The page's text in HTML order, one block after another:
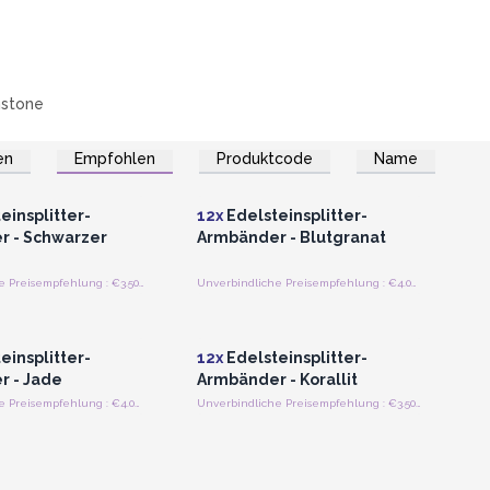
Empfohlen Produktcode Name
oder Registrieren
- Schwarzer
Unverbindliche Preisempfehlung : €3.50/Armband
Anmelden oder Registrieren
für Großhandelspreise
12x Edelsteinsplitter-
Armbänder - Blutgranat
- Jade
Unverbindliche Preisempfehlung : €4.00/Armband
12x Edelsteinsplitter-
Armbänder - Korallit